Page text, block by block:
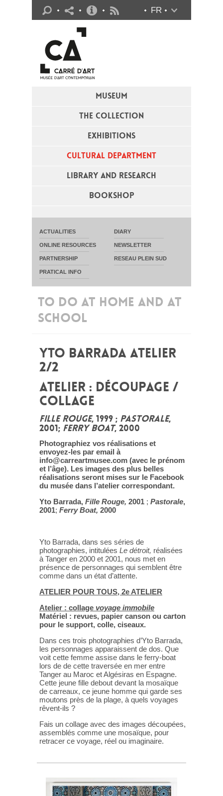
MUSEUM
THE COLLECTION
EXHIBITIONS
CULTURAL DEPARTMENT
LIBRARY AND RESEARCH
BOOKSHOP
FR
ACTUALITIES DIARY
ONLINE RESOURCES NEWSLETTER
PARTNERSHIP RESEAU PLEIN SUD
PRATICAL INFO
Practical info
TO DO AT HOME AND AT
SCHOOL
YTO BARRADA ATELIER
2/2
ATELIER : DÉCOUPAGE /
COLLAGE
FILLE ROUGE, 1999 ; PASTORALE,
2001; FERRY BOAT, 2000
Photographiez vos réalisations et
envoyez-les par email à
info@carreartmusee.com (avec le prénom
et l’âge). Les images des plus belles
réalisations seront mises sur le Facebook
du musée dans l’atelier correspondant.
Yto Barrada, Fille Rouge, 2001 ; Pastorale,
2001; Ferry Boat, 2000
Yto Barrada, dans ses séries de
photographies, intitulées Le détroit, réalisées
à Tanger en 2000 et 2001, nous met en
présence de personnages qui semblent être
comme dans un état d’attente.
ATELIER POUR TOUS, 2e ATELIER
Atelier : collage voyage immobile
Matériel : revues, papier canson ou carton
pour le support, colle, ciseaux.
Dans ces trois photographies d’Yto Barrada,
les personnages apparaissent de dos. Que
voit cette femme assise dans le ferry-boat
lors de de cette traversée en mer entre
Tanger au Maroc et Algésiras en Espagne.
Cette jeune fille debout devant la mosaïque
de carreaux, ce jeune homme qui garde ses
moutons près de la plage, à quels voyages
rêvent-ils ?
Fais un collage avec des images découpées,
assemblés comme une mosaïque, pour
retracer ce voyage, réel ou imaginaire.